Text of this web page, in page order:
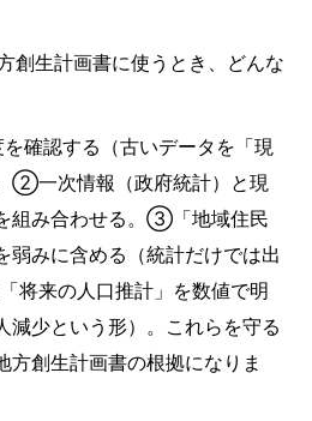
創生計画書に使うとき、どんな
確認する（古いデータを「現
②一次情報（政府統計）と現
組み合わせる。③「地域住民
弱みに含める（統計だけでは出
将来の人口推計」を数値で明
減少という形）。これらを守る
方創生計画書の根拠になりま